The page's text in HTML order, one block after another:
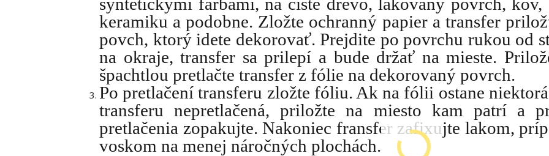
keramiku a podobne. Zložte ochranný papier a transfer
povch, ktorý idete dekorovať. Prejdite po povrchu rukou od
na okraje, transfer sa prilepí a bude držať na mieste.
špachtlou pretlačte transfer z fólie na dekorovaný povrch.
Po pretlačení transferu zložte fóliu. Ak na fólii ostane
transferu nepretlačená, priložte na miesto kam patrí a
pretlačenia zopakujte. Nakoniec fransfer zafixujte lakom,
voskom na menej náročných plochách.